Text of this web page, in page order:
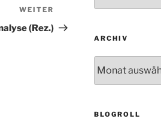
Nächster
Beitrag
WEITER
(Rez.)
ARCHIV
BLOGROLL